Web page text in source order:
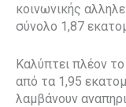
κοινωνικής
σύνολο 1,87
Καλύπτει πλέον
από τα 1,95
λαμβάνουν